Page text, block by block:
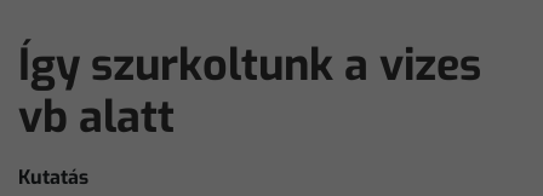
Így szurkoltunk a vizes
vb alatt
Kutatás